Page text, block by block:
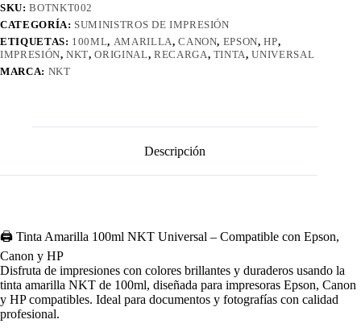
SKU:BOTNKT002
CATEGORÍA: SUMINISTROS DE IMPRESIÓN
ETIQUETAS: 100ML, AMARILLA,CANON, EPSON,HP,
IMPRESIÓN,NKT,ORIGINAL, RECARGA, TINTA,UNIVERSAL
MARCA: NKT
Descripción
🖨️ Tinta Amarilla 100ml NKT Universal – Compatible con Epson,
Canon y HP
Disfruta de impresiones con colores brillantes y duraderos usando la
tinta amarilla NKT de 100ml, diseñada para impresoras Epson, Canon
y HP compatibles. Ideal para documentos y fotografías con calidad
profesional.